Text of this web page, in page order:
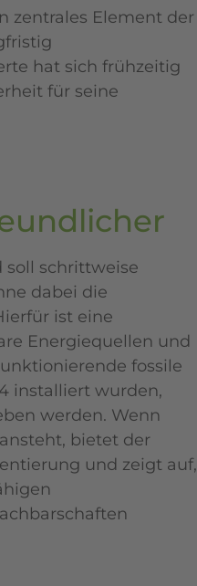
zentrales Element der
hat sich frühzeitig
für seine
soll schrittweise
dabei die
ist eine
Energiequellen und
fossile
installiert wurden,
werden. Wenn
bietet der
und zeigt auf,